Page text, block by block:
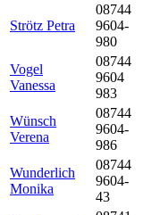
Strötz Petra
08744
9604-
980
Vogel
Vanessa
08744
9604
983
Wünsch
Verena
08744
9604-
986
Wunderlich
Monika
08744
9604-
43